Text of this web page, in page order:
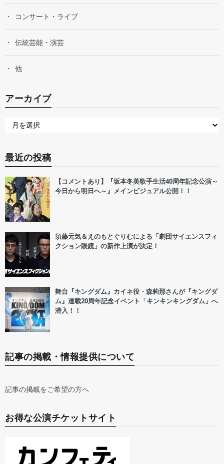
コンサート・ライブ
伝統芸能・演芸
他
アーカイブ
最近の投稿
【コメントあり】『坂本冬美歌手生活40周年記念公演～
今日から明日へ～』メインビジュアル公開！！
須藤元気＆えのもとぐりむによる「劇団サイエンスフィ
クション眼鏡」の新作上演が決定！
舞台『キングダム』カイネ役・森莉那さんが『キングダ
ム』連載20周年記念イベント「キンキンキングダム」へ
潜入！！
記事の掲載・情報提供について
記事の掲載をご希望の方へ
お得な公演チケットサイト